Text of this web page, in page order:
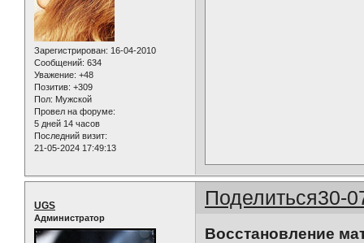
Зарегистрирован: 16-04-2010
Сообщений: 634
Уважение: +48
Позитив: +309
Пол: Мужской
Провел на форуме:
5 дней 14 часов
Последний визит:
21-05-2024 17:49:13
Поделиться30-
UGS
Администратор
Восстановление